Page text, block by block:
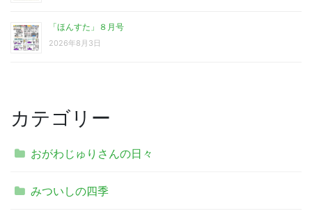
「ほんすた」８月号
2026年8月3日
カテゴリー
おがわじゅりさんの日々
みついしの四季